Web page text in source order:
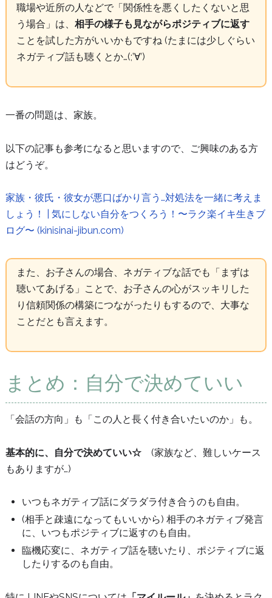
職場や近所の人などで「関係性を悪くしたくないと思
う場合」は、 相手の様子も見ながらポジティブに返す
ことを試した方がいいかもですね (たまには少しぐらい
ネガティブ話も聴くとか…(;’∀’)
一番の問題は、家族。
以下の記事も参考になると思いますので、ご興味のある方
はどうぞ。
家族・彼氏・彼女が悪口ばかり言う…対処法を一緒に考えま
しょう！ | 気にしない自分をつくろう！〜ラク楽イキ生きブ
ログ〜 (kinisinai-jibun.com)
また、お子さんの場合、ネガティブな話でも「まずは
聴いてあげる」ことで、お子さんの心がスッキリした
り信頼関係の構築につながったりもするので、大事な
ことだとも言えます。
まとめ：自分で決めていい
「会話の方向」も「この人と長く付き合いたいのか」も。
基本的に、自分で決めていい☆(家族など、難しいケース
もありますが…)
いつもネガティブ話にダラダラ付き合うのも自由。
(相手と疎遠になってもいいから) 相手のネガティブ発言
に、いつもポジティブに返すのも自由。
臨機応変に、ネガティブ話を聴いたり、ポジティブに返
したりするのも自由。